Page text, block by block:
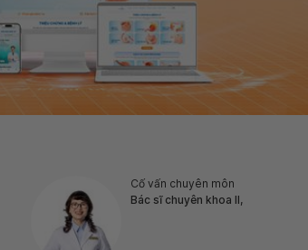
Cố vấn chuyên môn
Bác sĩ chuyên khoa II,